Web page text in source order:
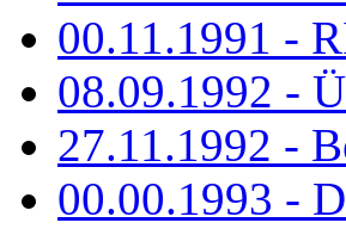
00.11.1991 -
08.09.1992 -
27.11.1992 -
00.00.1993 -